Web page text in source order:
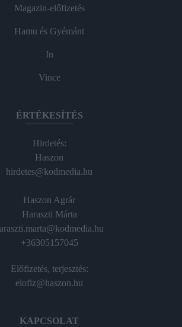
Magazin-előfizetés
Hamu és Gyémánt
In
Vince
ÉRTÉKESÍTÉS
Hirdetés:
Haszon
hirdetes@kodmedia.hu
Haszon Agrár
Haraszti Márta
+36305157045
Előfizetés, terjesztés:
elofiz@haszon.hu
KAPCSOLAT